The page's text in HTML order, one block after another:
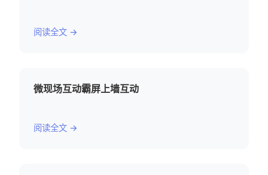
阅读全文 →
微现场互动霸屏上墙互动
阅读全文 →